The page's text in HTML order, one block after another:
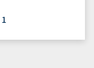
1